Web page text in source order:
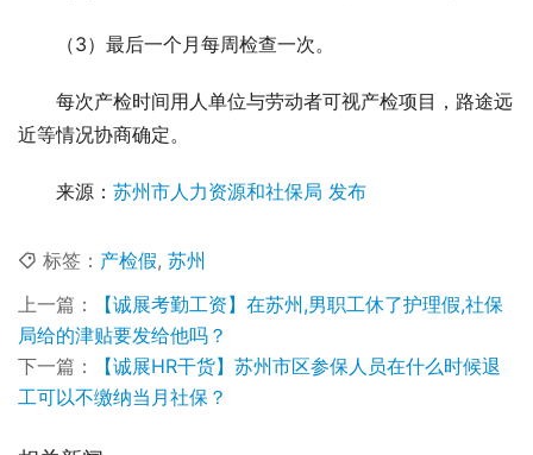
（3）最后一个月每周检查一次。
每次产检时间用人单位与劳动者可视产检项目，路途远
近等情况协商确定。
来源： 苏州市人力资源和社保局 发布
标签： 产检假, 苏州
上一篇：
【诚展考勤工资】在苏州,男职工休了护理假,社保
局给的津贴要发给他吗？
下一篇：
【诚展HR干货】苏州市区参保人员在什么时候退
工可以不缴纳当月社保？